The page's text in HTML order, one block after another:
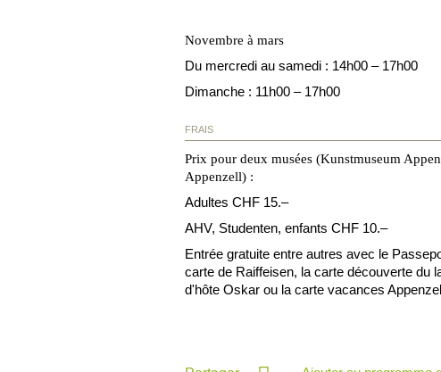
Novembre à mars
Du mercredi au samedi : 14h00 – 17h00
Dimanche : 11h00 – 17h00
FRAIS
Prix pour deux musées (Kunstmuseum
Appenzell) :
Adultes CHF 15.–
AHV, Studenten, enfants CHF 10.–
Entrée gratuite entre autres avec le
carte de Raiffeisen, la carte découverte du
d'hôte Oskar ou la carte vacances